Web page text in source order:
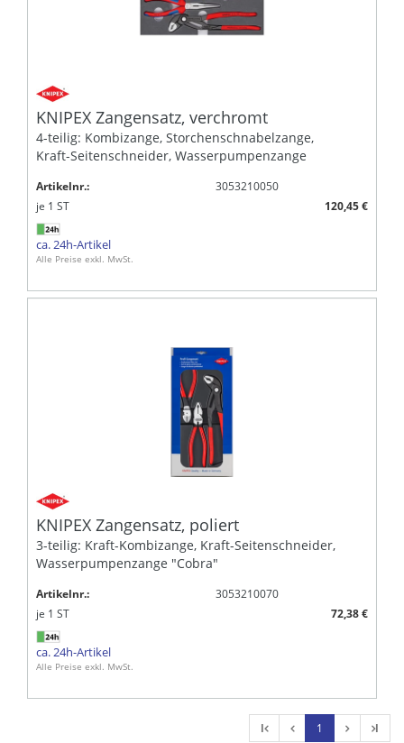
KNIPEX Zangensatz, verchromt
4-teilig: Kombizange, Storchenschnabelzange,
Kraft-Seitenschneider, Wasserpumpenzange
Artikelnr.:
3053210050
je 1 ST 120,45 €
ca. 24h-Artikel
Alle Preise exkl. MwSt.
KNIPEX Zangensatz, poliert
3-teilig: Kraft-Kombizange, Kraft-Seitenschneider,
Wasserpumpenzange "Cobra"
Artikelnr.:
3053210070
je 1 ST 72,38 €
ca. 24h-Artikel
Alle Preise exkl. MwSt.
l 1 l